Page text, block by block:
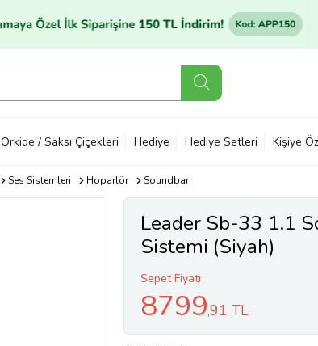
Orkide / Saksı Çiçekleri Hediye Hediye Setleri Kişiye
Ses Sistemleri Hoparlör Soundbar
Leader Sb-33 1.1
Sistemi (Siyah)
Sepet Fiyatı
8799,91 TL